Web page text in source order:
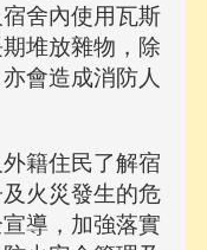
舍內使用瓦斯
堆放雜物，除
會造成消防人
籍住民了解宿
火災發生的危
導，加強落實